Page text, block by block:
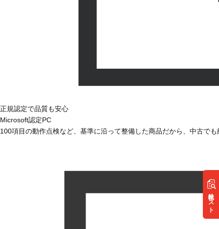
リスト
正規認定で品質も安心
Microsoft認定PC
100項目の動作点検など、基準に沿って整備した商品だから、中古で